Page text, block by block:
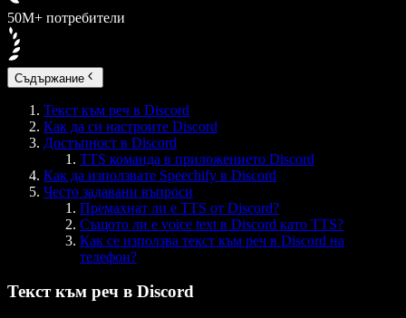
50M+ потребители
Съдържание
Текст към реч в Discord
Как да си настроите Discord
Достъпност в Discord
TTS команда в приложението Discord
Как да използвате Speechify в Discord
Често задавани въпроси
Премахнат ли е TTS от Discord?
Същото ли е voice text в Discord като TTS?
Как се използва текст към реч в Discord на
телефон?
Текст към реч в Discord